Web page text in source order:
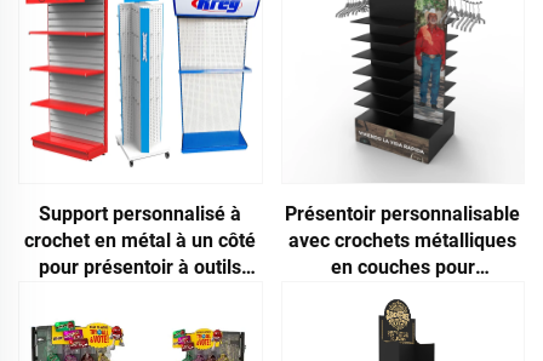
Support personnalisé à
crochet en métal à un côté
pour présentoir à outils
automobile et usage
industriel
Présentoir personnalisable
avec crochets métalliques
en couches pour
casquettes de baseball,
présentoir à chapeaux dans
les supermarchés